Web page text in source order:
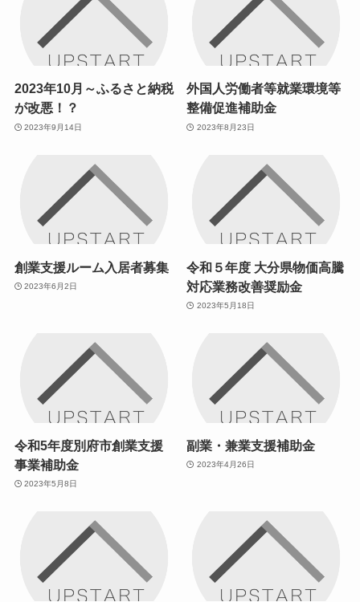
2023年10月～ふるさと納税
が改悪！？
2023年9月14日
外国人労働者等就業環境等
整備促進補助金
2023年8月23日
創業支援ルーム入居者募集
2023年6月2日
令和５年度 大分県物価高騰
対応業務改善奨励金
2023年5月18日
令和5年度別府市創業支援
事業補助金
2023年5月8日
副業・兼業支援補助金
2023年4月26日